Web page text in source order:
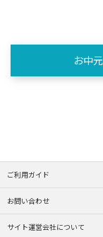
お中
ご利用ガイド
お問い合わせ
サイト運営会社について